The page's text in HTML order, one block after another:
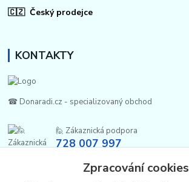
🇨🇿 Český prodejce
KONTAKTY
☎ Donaradi.cz - specializovaný obchod
🙋 Zákaznická podpora
728 007 997
Zpracování cookies